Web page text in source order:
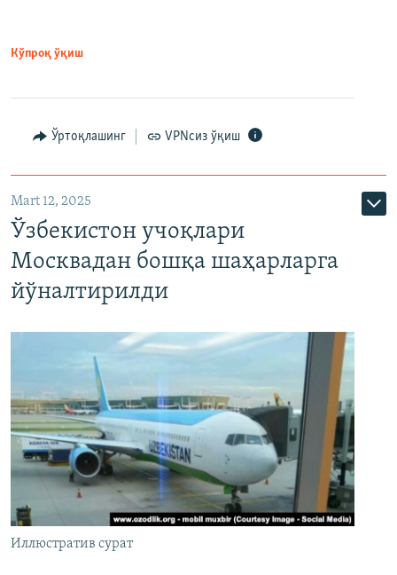
Кўпроқ ўқиш
Ўртоқлашинг VPNсиз ўқиш
Mart 12, 2025
Ўзбекистон учоқлари
Москвадан бошқа шаҳарларга
йўналтирилди
Иллюстратив сурат